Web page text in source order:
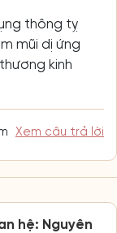
thông tỵ
mũi dị ứng
kinh
Xem câu trả lời
hệ: Nguyên